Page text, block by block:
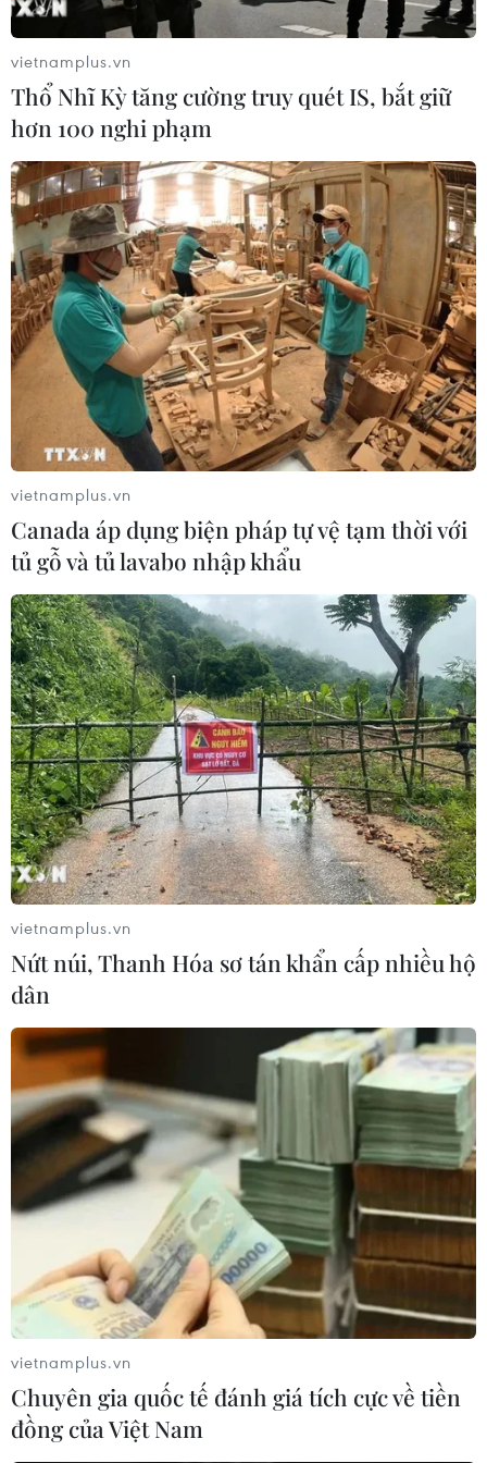
vietnamplus.vn
Thổ Nhĩ Kỳ tăng cường truy quét IS, bắt giữ
hơn 100 nghi phạm
vietnamplus.vn
Canada áp dụng biện pháp tự vệ tạm thời với
tủ gỗ và tủ lavabo nhập khẩu
vietnamplus.vn
Nứt núi, Thanh Hóa sơ tán khẩn cấp nhiều hộ
dân
vietnamplus.vn
Chuyên gia quốc tế đánh giá tích cực về tiền
đồng của Việt Nam